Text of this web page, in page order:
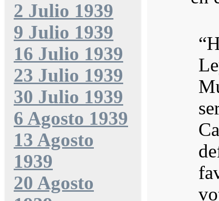
2 Julio 1939
9 Julio 1939
16 Julio 1939
23 Julio 1939
30 Julio 1939
6 Agosto 1939
13 Agosto
1939
20 Agosto